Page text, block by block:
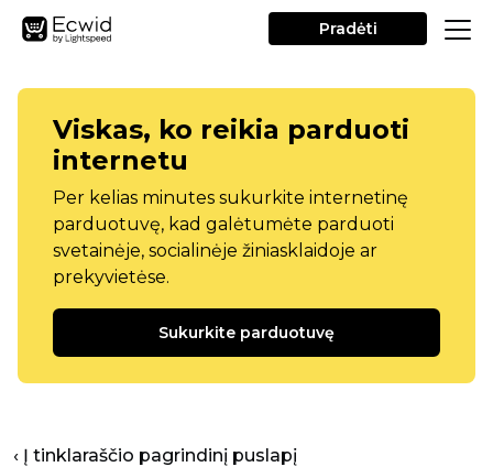
Pradėti
Viskas, ko reikia parduoti
internetu
Per kelias minutes sukurkite internetinę
parduotuvę, kad galėtumėte parduoti
svetainėje, socialinėje žiniasklaidoje ar
prekyvietėse.
Sukurkite parduotuvę
‹ Į tinklaraščio pagrindinį puslapį